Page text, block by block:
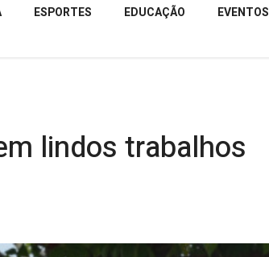
ESPORTES EDUCAÇÃO EVENTOS
lindos trabalhos